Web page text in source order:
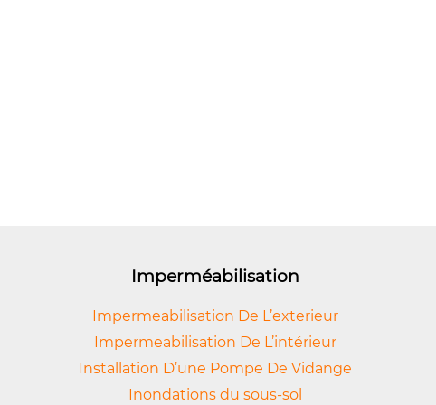
Imperméabilisation
Impermeabilisation De L’exterieur
Impermeabilisation De L’intérieur
Installation D’une Pompe De Vidange
Inondations du sous-sol